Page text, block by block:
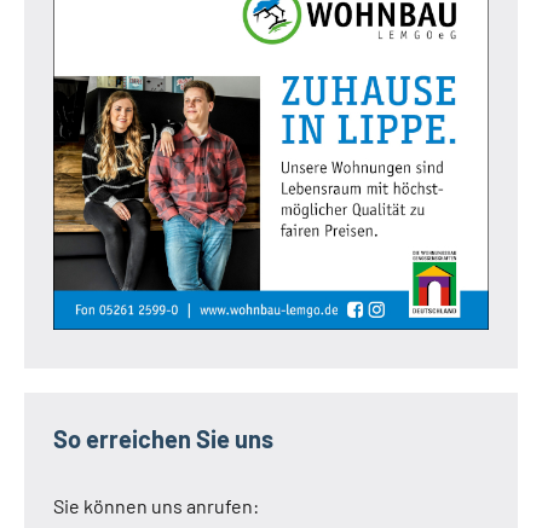
So erreichen Sie uns
Sie können uns anrufen: